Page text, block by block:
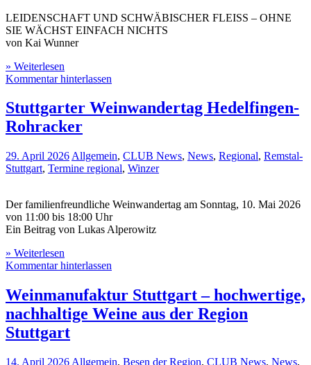
LEIDENSCHAFT UND SCHWÄBISCHER FLEISS – OHNE
SIE WÄCHST EINFACH NICHTS
von Kai Wunner
» Weiterlesen
Kommentar hinterlassen
Stuttgarter Weinwandertag Hedelfingen-
Rohracker
29. April 2026 Allgemein, CLUB News, News, Regional, Remstal-
Stuttgart, Termine regional, Winzer
Der familienfreundliche Weinwandertag am Sonntag, 10. Mai 2026
von 11:00 bis 18:00 Uhr
Ein Beitrag von Lukas Alperowitz
» Weiterlesen
Kommentar hinterlassen
Weinmanufaktur Stuttgart – hochwertige,
nachhaltige Weine aus der Region
Stuttgart
14. April 2026 Allgemein, Besen der Region, CLUB News, News,